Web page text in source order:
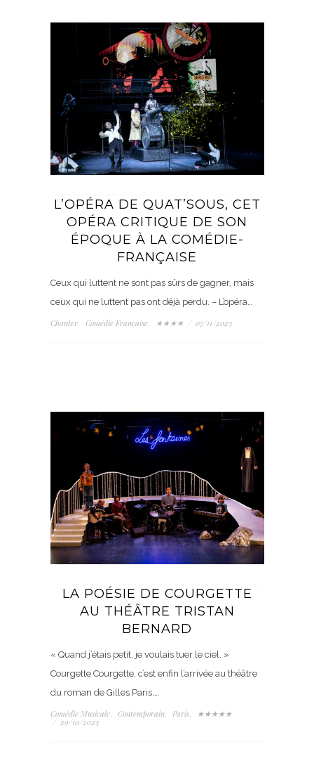
L’OPÉRA DE QUAT’SOUS, CET
OPÉRA CRITIQUE DE SON
ÉPOQUE À LA COMÉDIE-
FRANÇAISE
Ceux qui luttent ne sont pas sûrs de gagner, mais
ceux qui ne luttent pas ont déjà perdu. – L’opéra…
Chanter, Comédie Française, ★★★★ / 07/11/2023
LA POÉSIE DE COURGETTE
AU THÉÂTRE TRISTAN
BERNARD
« Quand j’étais petit, je voulais tuer le ciel. »
Courgette Courgette, c’est enfin l’arrivée au théâtre
du roman de Gilles Paris,…
Comédie Musicale, Contemporain, Paris,
★★★★★
/ 29/10/2023